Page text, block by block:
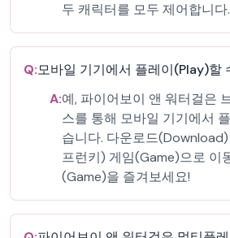
두 캐릭터를 모두 제어합니다.
Q:모바일 기기에서 플레이(Play)할
A:예, 파이어보이 앤 워터걸은
스를 통해 모바일 기기에서
습니다. 다운로드
프런키) 게임(Game)으로 이
(Game)을 즐겨보세요!